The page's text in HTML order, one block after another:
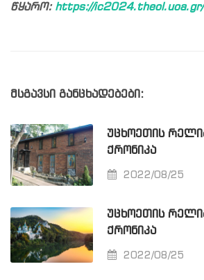
წყარო: https://ic2024.theol.uoa.gr/
მსგავსი განცხადებები:
ᲣᲪᲮᲝᲔᲗᲘᲡ
ᲥᲠᲝᲜᲘᲙᲐ
2022/08/25
ᲣᲪᲮᲝᲔᲗᲘᲡ
ᲥᲠᲝᲜᲘᲙᲐ
2022/08/25